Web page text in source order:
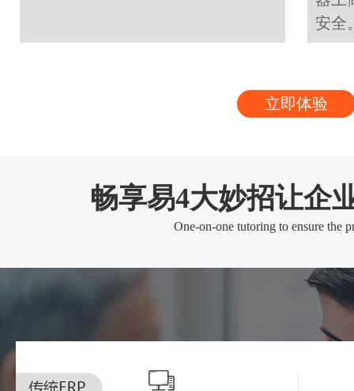
安全
立即体验
畅享易4大妙招让企
One-on-one tutoring to ensure the